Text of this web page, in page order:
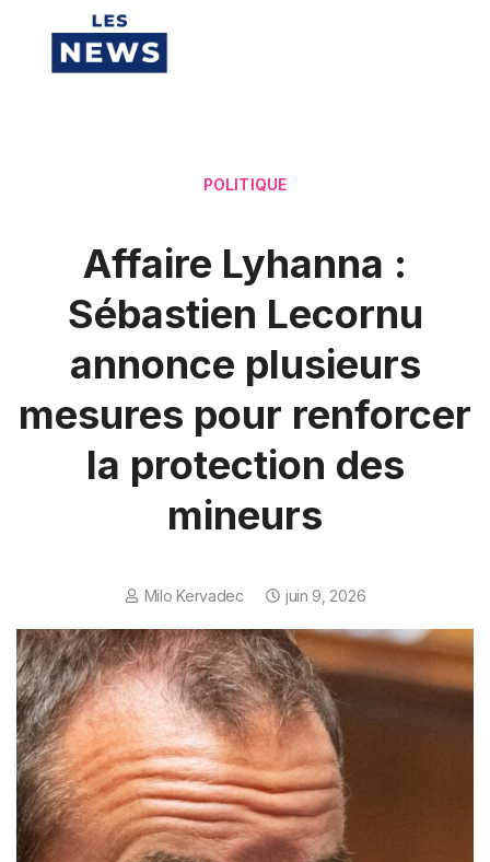
POLITIQUE
Affaire Lyhanna :
Sébastien Lecornu
annonce plusieurs
mesures pour renforcer
la protection des
mineurs
Milo Kervadec juin 9, 2026